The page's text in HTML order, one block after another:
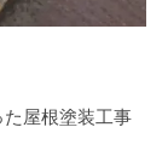
屋根塗装工事